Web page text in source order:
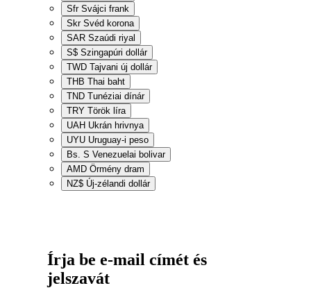
Sfr Svájci frank
Skr Svéd korona
SAR Szaúdi riyal
S$ Szingapúri dollár
TWD Tajvani új dollár
THB Thai baht
TND Tunéziai dínár
TRY Török líra
UAH Ukrán hrivnya
UYU Uruguay-i peso
Bs. S Venezuelai bolivar
AMD Örmény dram
NZ$ Új-zélandi dollár
Írja be e-mail címét és
jelszavát